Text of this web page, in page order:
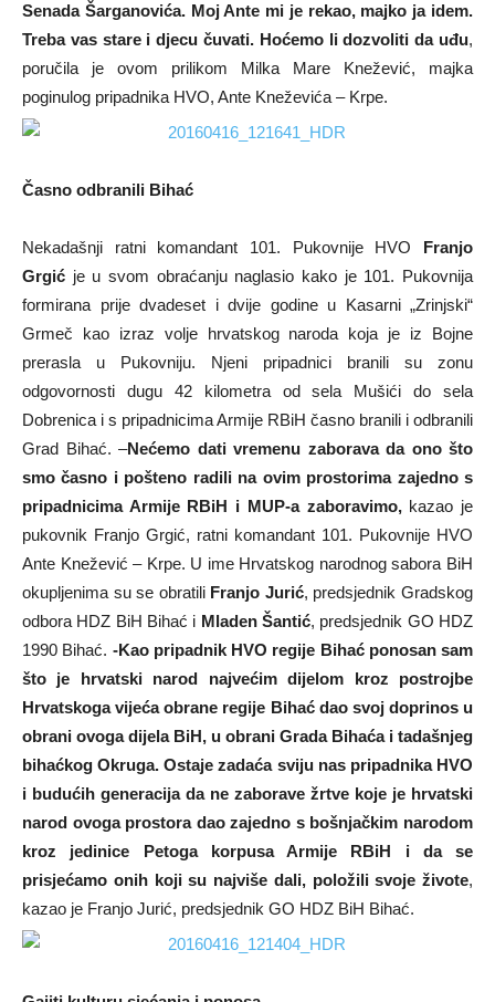
Senada Šarganovića. Moj Ante mi je rekao, majko ja idem.
Treba vas stare i djecu čuvati. Hoćemo li dozvoliti da uđu,
poručila je ovom prilikom Milka Mare Knežević, majka
poginulog pripadnika HVO, Ante Kneževića – Krpe.
Časno odbranili Bihać
Nekadašnji ratni komandant 101. Pukovnije HVO Franjo
Grgić je u svom obraćanju naglasio kako je 101. Pukovnija
formirana prije dvadeset i dvije godine u Kasarni „Zrinjski“
Grmeč kao izraz volje hrvatskog naroda koja je iz Bojne
prerasla u Pukovniju. Njeni pripadnici branili su zonu
odgovornosti dugu 42 kilometra od sela Mušići do sela
Dobrenica i s pripadnicima Armije RBiH časno branili i odbranili
Grad Bihać. –Nećemo dati vremenu zaborava da ono što
smo časno i pošteno radili na ovim prostorima zajedno s
pripadnicima Armije RBiH i MUP-a zaboravimo,kazao je
pukovnik Franjo Grgić, ratni komandant 101. Pukovnije HVO
Ante Knežević – Krpe. U ime Hrvatskog narodnog sabora BiH
okupljenima su se obratili Franjo Jurić, predsjednik Gradskog
odbora HDZ BiH Bihać i Mladen Šantić, predsjednik GO HDZ
1990 Bihać. -Kao pripadnik HVO regije Bihać ponosan sam
što je hrvatski narod najvećim dijelom kroz postrojbe
Hrvatskoga vijeća obrane regije Bihać dao svoj doprinos u
obrani ovoga dijela BiH, u obrani Grada Bihaća i tadašnjeg
bihaćkog Okruga. Ostaje zadaća sviju nas pripadnika HVO
i budućih generacija da ne zaborave žrtve koje je hrvatski
narod ovoga prostora dao zajedno s bošnjačkim narodom
kroz jedinice Petoga korpusa Armije RBiH i da se
prisjećamo onih koji su najviše dali, položili svoje živote,
kazao je Franjo Jurić, predsjednik GO HDZ BiH Bihać.